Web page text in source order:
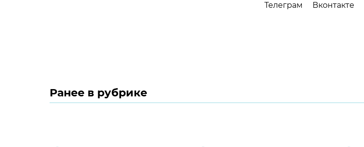
Телеграм Вконтакте
Ранее в рубрике